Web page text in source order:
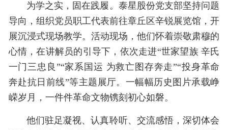
为学之实，固在践履。泰星股份党支部坚持问题
导向，组织党员职工代表前往章丘区辛锐展览馆，开
展沉浸式现场教学。活动现场，他们怀着崇敬肃穆的
心情，在讲解员的引导下，依次走进“世家望族 辛氏
一门三忠良”“家系国运 为救亡图存奔走”“投身革命
奔赴抗日前线”等主题展厅。一幅幅历史图片承载峥
嵘岁月，一件件革命文物镌刻初心如磐。
他们驻足凝视、认真聆听、交流感悟，深切体会